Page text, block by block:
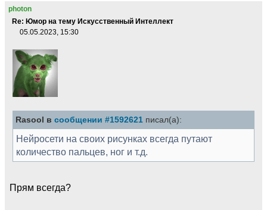
photon
Re: Юмор на тему Искусственный Интеллект
05.05.2023, 15:30
Rasool в сообщении #1592621 писал(а):
Нейросети на своих рисунках всегда путают
количество пальцев, ног и т.д.
Прям всегда?